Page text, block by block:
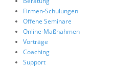
Suche
Firmen-Schulungen
Offene Seminare
Online-Maßnahmen
Vorträge
Coaching
Support